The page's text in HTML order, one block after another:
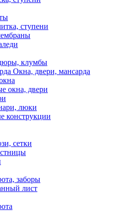
ступени
клумбы
Окна, двери, мансарда
окна, двери
люки
конструкции
сетки
заборы
лист